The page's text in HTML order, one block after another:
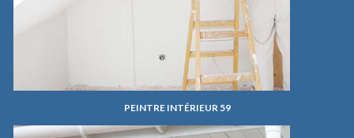
PEINTRE INTÉRIEUR 59